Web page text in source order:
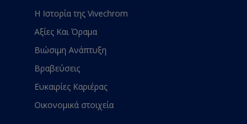
Η Ιστορία της Vivechrom
Αξίες Και Όραμα
Βιώσιμη Ανάπτυξη
Βραβεύσεις
Ευκαιρίες Καριέρας
Οικονομικά στοιχεία